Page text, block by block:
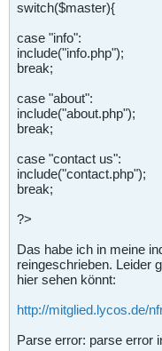
switch($master){
case "info":
include("info.php");
break;
case "about":
include("about.php");
break;
case "contact us":
include("contact.php");
break;
?>
Das habe ich in meine
reingeschrieben. Leider
hier sehen könnt:
http://mitglied.lycos.de/
Parse error: parse error